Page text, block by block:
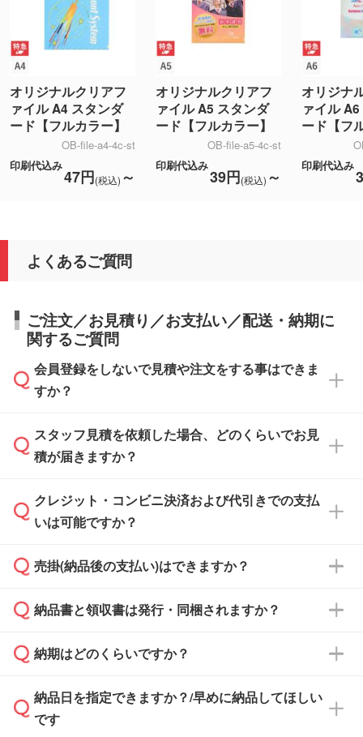
オリジナルクリアフ
ァイル A4 スタンダ
ード【フルカラー】
OB-file-a4-4c-st
印刷代込み
47円(税込) ～
オリジナルクリアフ
ァイル A5 スタンダ
ード【フルカラー】
OB-file-a5-4c-st
印刷代込み
39円(税込) ～
オリジナ
ァイル
ード【フ
印刷代込み
よくあるご質問
ご注文／お見積り／お支払い／配送・納期に
関するご質問
会員登録をしないで見積や注文をする事はできま
すか？
可能です。見積・注文フォームにて『ゲストの
まま進む』ボタンからお進みのうえ、ご依頼く
スタッフ見積を依頼した場合、どのくらいでお見
積が届きますか？
通常、翌営業日までにお送りしております。混
雑状況によっては、お時間をいただくこともご
依頼いただいた場合は、翌営業日以降のご連絡
クレジット・コンビニ決済および代引きでの支払
いは可能ですか？
銀行振込のみのご対応となります。
売掛(納品後の支払い)はできますか？
基本的には先入金をお願いしておりますが、自
どの場合は、月末締め翌月末払いに対応可能で
また、卒業・卒園記念品で対策委員会や個人様
納品書と領収書は発行・同梱されますか？
納品書・領収書は ご依頼をいただいた場合の
ず、通常はPDFデータをメール添付でお送りし
ます。
納期はどのくらいですか？
・印刷する場合(500個程度)
ご入金、イメージ画像の校了から約2週間～2
納品日を指定できますか？/早めに納品してほしい
です